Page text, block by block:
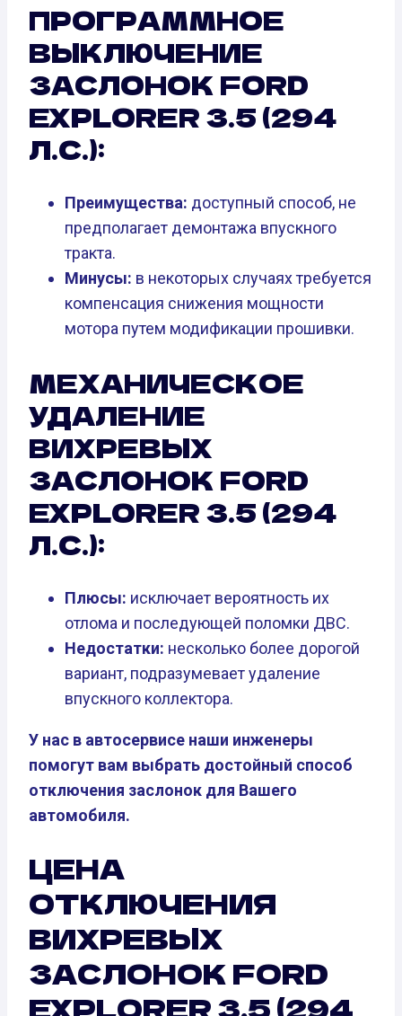
ПРОГРАММНОЕ
ВЫКЛЮЧЕНИЕ
ЗАСЛОНОК FORD
EXPLORER 3.5 (294
Л.С.):
Преимущества: доступный способ, не
предполагает демонтажа впускного
тракта.
Минусы: в некоторых случаях требуется
компенсация снижения мощности
мотора путем модификации прошивки.
МЕХАНИЧЕСКОЕ
УДАЛЕНИЕ
ВИХРЕВЫХ
ЗАСЛОНОК FORD
EXPLORER 3.5 (294
Л.С.):
Плюсы: исключает вероятность их
отлома и последующей поломки ДВС.
Недостатки: несколько более дорогой
вариант, подразумевает удаление
впускного коллектора.
У нас в автосервисе наши инженеры
помогут вам выбрать достойный способ
отключения заслонок для Вашего
автомобиля.
ЦЕНА
ОТКЛЮЧЕНИЯ
ВИХРЕВЫХ
ЗАСЛОНОК FORD
EXPLORER 3.5 (294